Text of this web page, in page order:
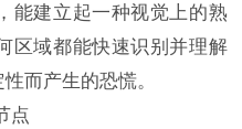
能建立起一种视觉上的熟
区域都能快速识别并理解
而产生的恐慌。
点